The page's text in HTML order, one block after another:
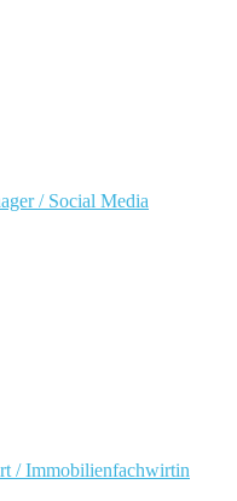
/ Social Media
/ Immobilienfachwirtin